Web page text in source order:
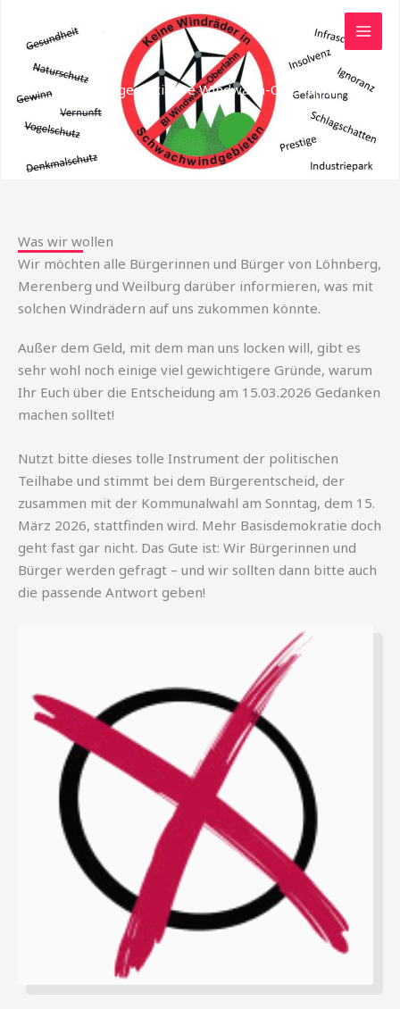
springen
Die Bürgerinitiative Windwahn-Oberlahn
Was wir wollen
Wir möchten alle Bürgerinnen und Bürger von Löhnberg,
Merenberg und Weilburg darüber informieren, was mit
solchen Windrädern auf uns zukommen könnte.
Außer dem Geld, mit dem man uns locken will, gibt es
sehr wohl noch einige viel gewichtigere Gründe, warum
Ihr Euch über die Entscheidung am 15.03.2026 Gedanken
machen solltet!
Nutzt bitte dieses tolle Instrument der politischen
Teilhabe und stimmt bei dem Bürgerentscheid, der
zusammen mit der Kommunalwahl am Sonntag, dem 15.
März 2026, stattfinden wird. Mehr Basisdemokratie doch
geht fast gar nicht. Das Gute ist: Wir Bürgerinnen und
Bürger werden gefragt – und wir sollten dann bitte auch
die passende Antwort geben!